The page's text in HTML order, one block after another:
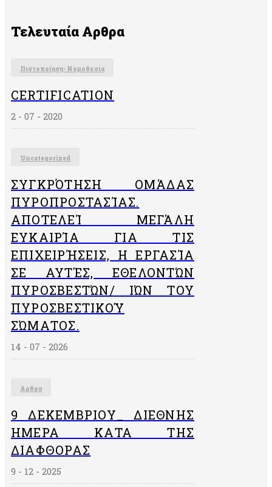
Τελευταία Αρθρα
Πιστοποίηση- Νομοθεσία
CERTIFICATION
2 - 07 - 2020
Uncategorized
ΣΥΓΚΡΌΤΗΣΗ ΟΜΆΔΑΣ
ΠΥΡΟΠΡΟΣΤΑΣΊΑΣ.
ΑΠΟΤΕΛΕΊ ΜΕΓΆΛΗ
ΕΥΚΑΙΡΊΑ ΓΙΑ ΤΙΣ
ΕΠΙΧΕΙΡΉΣΕΙΣ, Η ΕΡΓΑΣΊΑ
ΣΕ ΑΥΤΈΣ, ΕΘΕΛΟΝΤΏΝ
ΠΥΡΟΣΒΕΣΤΏΝ/ ΙΏΝ ΤΟΥ
ΠΥΡΟΣΒΕΣΤΙΚΟΎ
ΣΏΜΑΤΟΣ.
14 - 07 - 2026
Άρθρα
9 ΔΕΚΕΜΒΡΙΟΥ_ ΔΙΕΘΝΗΣ
ΗΜΕΡΑ ΚΑΤΑ ΤΗΣ
ΔΙΑΦΘΟΡΑΣ
9 - 12 - 2025